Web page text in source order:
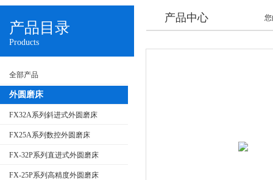
产品目录
Products
全部产品
外圆磨床
FX32A系列斜进式外圆磨床
FX25A系列数控外圆磨床
FX-32P系列直进式外圆磨床
FX-25P系列高精度外圆磨床
产品中心